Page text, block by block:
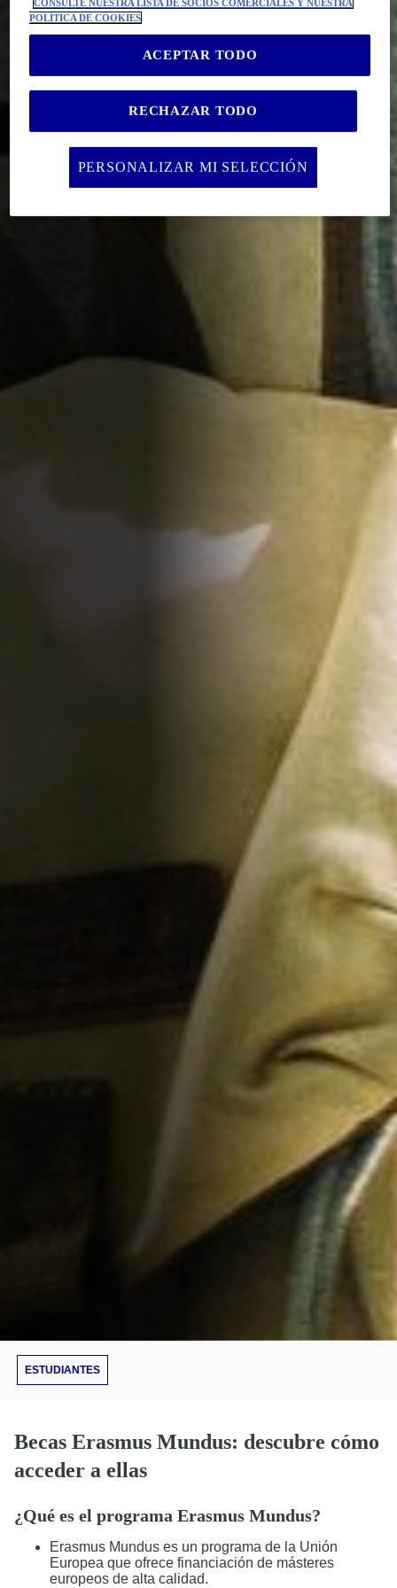
ESTUDIANTES
Becas Erasmus Mundus: descubre cómo
acceder a ellas
¿Qué es el programa Erasmus Mundus?
Erasmus Mundus es un programa de la Unión
Europea que ofrece financiación de másteres
europeos de alta calidad.
CONSULTE NUESTRA LISTA DE SOCIOS COMERCIALES Y NUESTRA
POLÍTICA DE COOKIES
PERSONALIZAR MI SELECCIÓN
RECHAZAR TODO
ACEPTAR TODO